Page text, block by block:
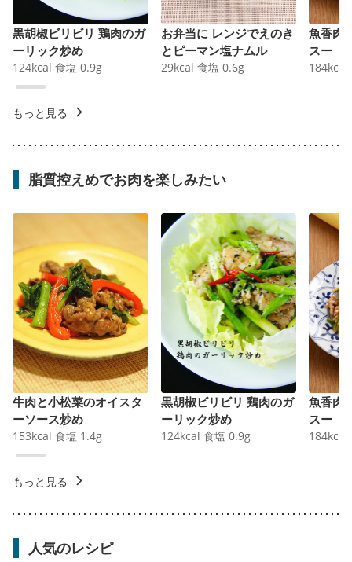
黒胡椒ビリビリ 鶏肉のガ
ーリック炒め
124kcal 食塩 0.9g
お弁当に レンジでえのき
とピーマン塩ナムル
29kcal 食塩 0.6g
魚香肉
スー
184kcal
もっと見る
脂質控えめでお肉を楽しみたい
牛肉と小松菜のオイスタ
ーソース炒め
153kcal 食塩 1.4g
黒胡椒ビリビリ 鶏肉のガ
ーリック炒め
124kcal 食塩 0.9g
魚香肉
スー
184kcal
もっと見る
人気のレシピ